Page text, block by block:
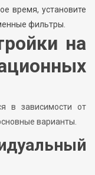
время, установите
фильтры.
на
в зависимости от
варианты.